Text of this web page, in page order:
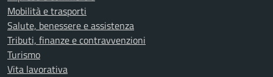
Mobilità e trasporti
Salute, benessere e assistenza
Tributi, finanze e contravvenzioni
Turismo
Vita lavorativa